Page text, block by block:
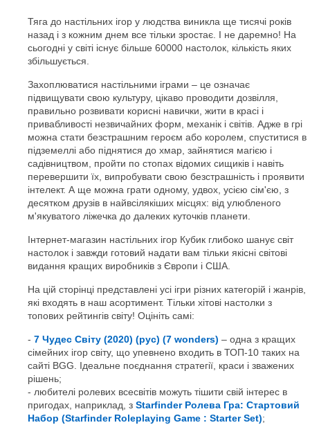
Тяга до настільних ігор у людства виникла ще тисячі років
назад і з кожним днем все тільки зростає. І не даремно! На
сьогодні у світі існує більше 60000 настолок, кількість яких
збільшується.
Захоплюватися настільними іграми – це означає
підвищувати свою культуру, цікаво проводити дозвілля,
правильно розвивати корисні навички, жити в красі і
привабливості незвичайних форм, механік і світів. Адже в грі
можна стати безстрашним героєм або королем, спуститися в
підземеллі або піднятися до хмар, зайнятися магією і
садівництвом, пройти по стопах відомих сищиків і навіть
перевершити їх, випробувати свою безстрашність і проявити
інтелект. А ще можна грати одному, удвох, усією сім'єю, з
десятком друзів в найвсілякіших місцях: від улюбленого
м'якуватого ліжечка до далеких куточків планети.
Інтернет-магазин настільних ігор Кубик глибоко шанує світ
настолок і завжди готовий надати вам тільки якісні світові
видання кращих виробників з Європи і США.
На цій сторінці представлені усі ігри різних категорій і жанрів,
які входять в наш асортимент. Тільки хітові настолки з
топових рейтингів світу! Оцініть самі:
7 Чудес Світу (2020) (рус) (7 wonders) – одна з кращих
сімейних ігор світу, що упевнено входить в ТОП-10 таких на
сайті BGG. Ідеальне поєднання стратегії, краси і зважених
рішень;
любителі ролевих всесвітів можуть тішити свій інтерес в
пригодах, наприклад, з Starfinder Ролева Гра: Стартовий
Набор (Starfinder Roleplaying Game : Starter Set);